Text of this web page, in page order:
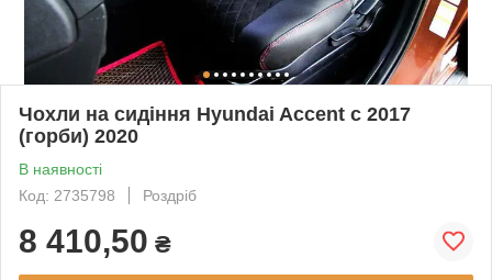
Чохли на сидіння Hyundai Accent c 2017
(горби) 2020
В наявності
Код: 2735798
Роздріб
8 410,50 ₴